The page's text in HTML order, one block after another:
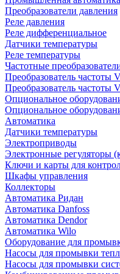
Преобразователи давления
Реле давления
Реле дифференциальное
Датчики температуры
Реле температуры
Частотные
Преобразователь
Преобразователь
Опциональное
Опциональное
Автоматика
Датчики температуры
Электроприводы
Электронные регуляторы
Ключи и карты для
Шкафы управления
Коллекторы
Автоматика Ридан
Автоматика Danfoss
Автоматика Dendor
Автоматика Wilo
Оборудование для
Насосы для промывки
Насосы для промывки